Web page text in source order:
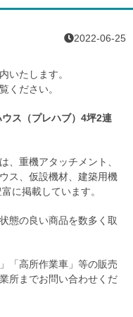
2022-06-25
いたします。
ください。
ス（プレハブ）4坪2連
、重機アタッチメント、
ス、仮設機材、建築用機
に掲載しています。
態の良い商品を数多く取
「高所作業車」等の販売
所までお問い合わせくだ